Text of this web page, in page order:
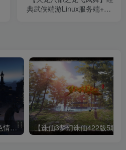
典武侠端游Linux服务端+PC
【剑侠情缘网络版叁之绝色情缘V3.5更新版】3DMMORPG端游Linux服务端+GM指令+PC客户端+架设教程